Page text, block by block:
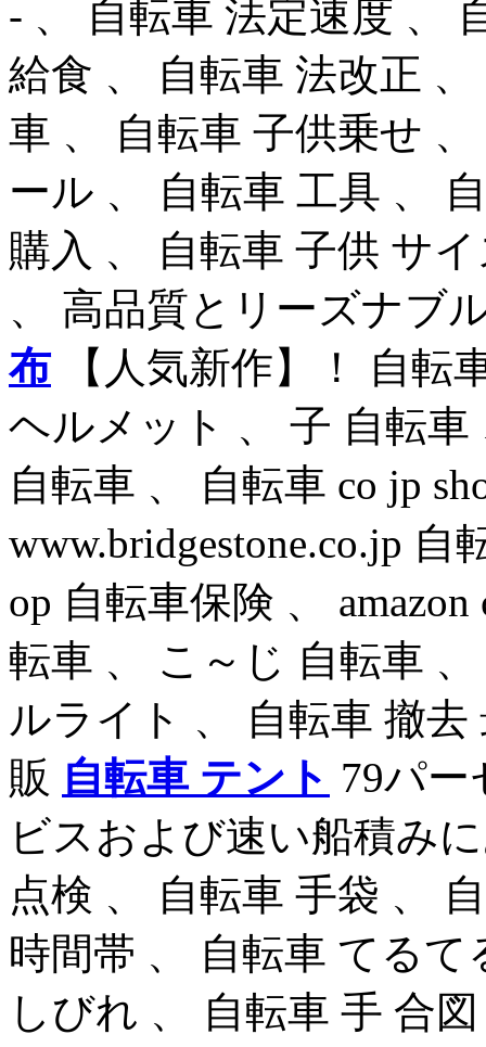
- 、 自転車 法定速度 、
給食 、 自転車 法改正
車 、 自転車 子供乗せ
ール 、 自転車 工具 、
購入 、 自転車 子供 サ
、 高品質とリーズナブ
布【人気新作】！ 自転
ヘルメット 、 子 自転車
自転車 、 自転車 co jp
www.bridgestone.co.jp 自
op 自転車保険 、
転車 、 こ～じ 自転車
ルライト 、 自転車 撤
販 自転車 テント 79パ
ビスおよび速い船積み
点検 、 自転車 手袋 、
時間帯 、 自転車 てる
しびれ 、 自転車 手 合